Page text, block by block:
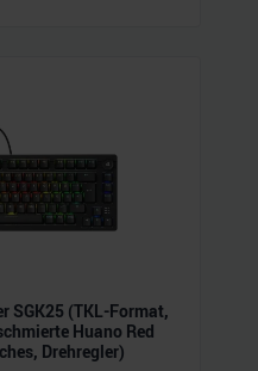
SGK25 (TKL-Format,
Huano Red
Drehregler)